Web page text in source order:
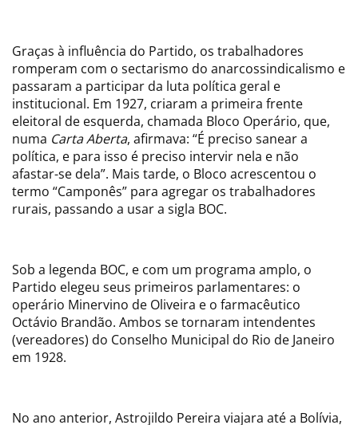
Graças à influência do Partido, os trabalhadores
romperam com o sectarismo do anarcossindicalismo e
passaram a participar da luta política geral e
institucional. Em 1927, criaram a primeira frente
eleitoral de esquerda, chamada Bloco Operário, que,
numa Carta Aberta, afirmava: “É preciso sanear a
política, e para isso é preciso intervir nela e não
afastar-se dela”. Mais tarde, o Bloco acrescentou o
termo “Camponês” para agregar os trabalhadores
rurais, passando a usar a sigla BOC.
Sob a legenda BOC, e com um programa amplo, o
Partido elegeu seus primeiros parlamentares: o
operário Minervino de Oliveira e o farmacêutico
Octávio Brandão. Ambos se tornaram intendentes
(vereadores) do Conselho Municipal do Rio de Janeiro
em 1928.
No ano anterior, Astrojildo Pereira viajara até a Bolívia,